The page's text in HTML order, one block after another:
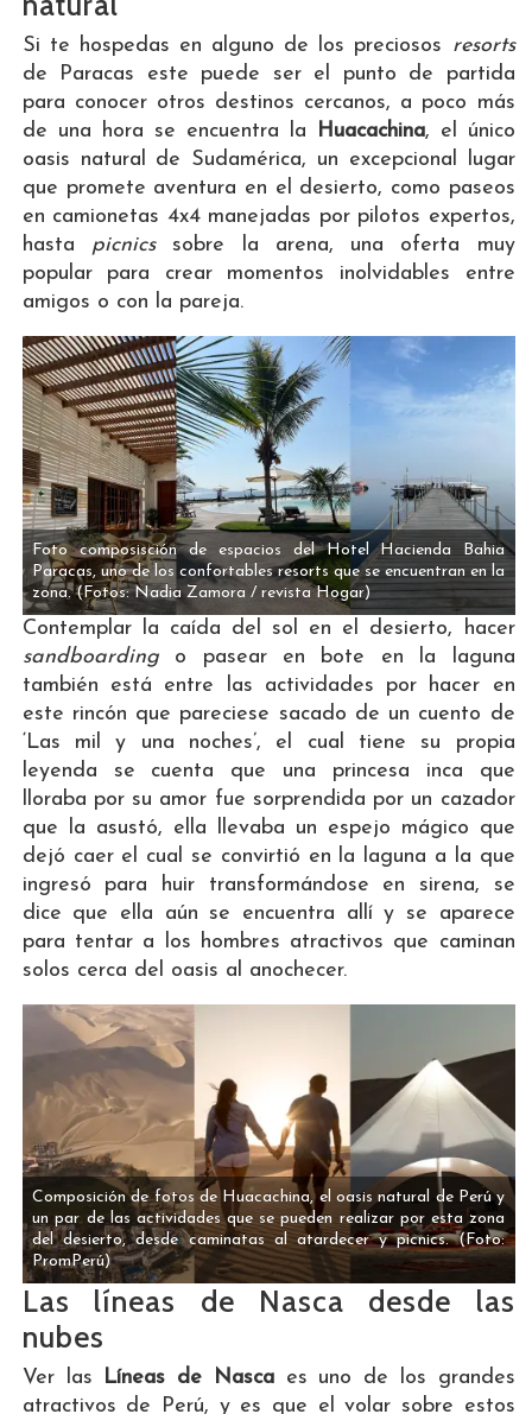
Si te hospedas en alguno de los preciosos resorts
de Paracas este puede ser el punto de partida
para conocer otros destinos cercanos, a poco más
de una hora se encuentra la
Huacachina, el único
oasis natural de Sudamérica, un excepcional lugar
que promete aventura en el desierto, como paseos
en camionetas 4x4 manejadas por pilotos expertos,
hasta picnicssobre la arena, una oferta muy
popular para crear momentos inolvidables entre
amigos o con la pareja.
Foto composisción de espacios del Hotel Hacienda Bahia
Paracas, uno de los confortables resorts que se encuentran en la
zona.(Fotos: Nadia Zamora / revista Hogar)
Contemplar la caída del sol en el desierto, hacer
sandboardingo pasear en bote en la laguna
también está entre las actividades por hacer en
este rincón que pareciese sacado de un cuento de
‘Las mil y una noches’, el cual tiene su propia
leyenda se cuenta que una princesa inca que
lloraba por su amor fue sorprendida por un cazador
que la asustó, ella llevaba un espejo mágico que
dejó caer el cual se convirtió en la laguna a la que
ingresó para huir transformándose en sirena, se
dice que ella aún se encuentra allí y se aparece
para tentar a los hombres atractivos que caminan
solos cerca del oasis al anochecer.
Composición de fotos de Huacachina, el oasis natural de Perú y
un par de las actividades que se pueden realizar por esta zona
del desierto, desde caminatas al atardecer y picnics.(Foto:
PromPerú)
Las líneas de Nasca desde las
nubes
Ver las Líneas de Nascaes uno de los grandes
atractivos de Perú, y es que el volar sobre estos